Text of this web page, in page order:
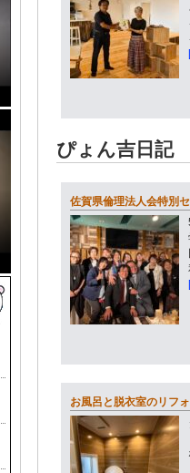
ぴょん吉日記
佐賀県倫理法人会特別
お風呂と脱衣室のリフ